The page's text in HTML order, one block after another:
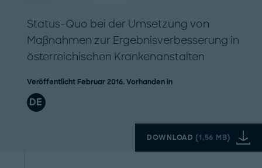
Status-Quo bei der Umsetzung von
Maßnahmen zur Ergebnisverbesserung in
österreichischen Krankenanstalten
Veröffentlicht Februar 2016. Vorhanden in
DE
DOWNLOAD(1,56 MB)